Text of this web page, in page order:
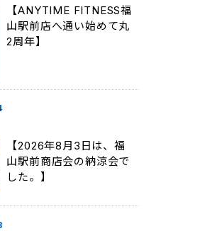
【ANYTIME FITNESS福
山駅前店へ通い始めて丸
2周年】
【2026年8月3日は、福
山駅前商店会の納涼会で
した。】